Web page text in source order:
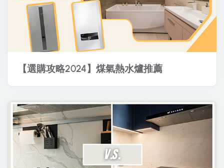
【選購攻略2024】煤氣熱水爐推薦